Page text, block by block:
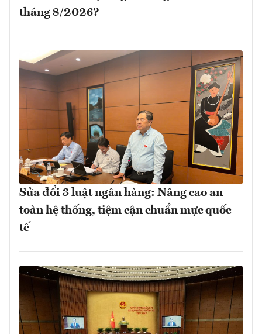
tháng 8/2026?
Sửa đổi 3 luật ngân hàng: Nâng cao an
toàn hệ thống, tiệm cận chuẩn mực quốc
tế